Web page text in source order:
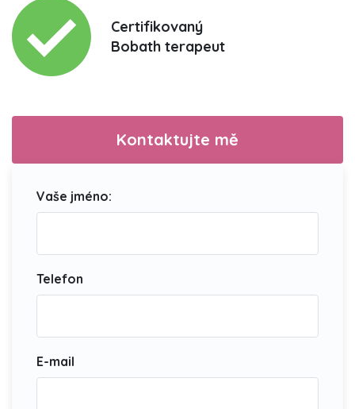
Certifikovaný
Bobath terapeut
Kontaktujte mě
Vaše jméno:
Telefon
E-mail